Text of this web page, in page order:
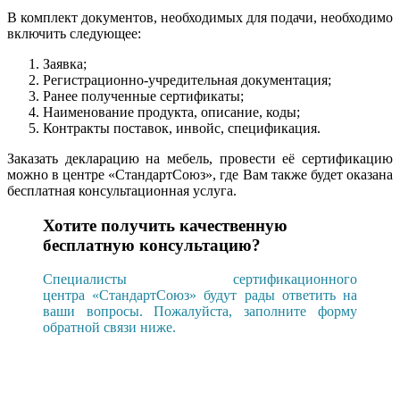
В комплект документов, необходимых для подачи, необходимо
включить следующее:
Заявка;
Регистрационно-учредительная документация;
Ранее полученные сертификаты;
Наименование продукта, описание, коды;
Контракты поставок, инвойс, спецификация.
Заказать декларацию на мебель, провести её сертификацию
можно в центре «СтандартСоюз», где Вам также будет оказана
бесплатная консультационная услуга.
Хотите получить качественную
бесплатную консультацию?
Специалисты сертификационного
центра «СтандартСоюз» будут рады ответить на
ваши вопросы. Пожалуйста, заполните форму
обратной связи ниже.